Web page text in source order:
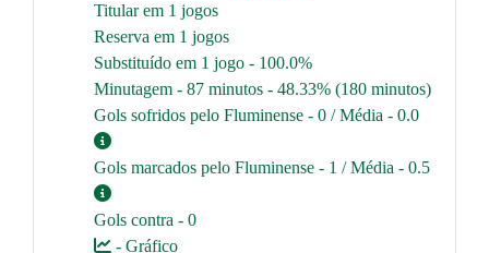
Titular em 1 jogos
Reserva em 1 jogos
Substituído em 1 jogo - 100.0%
Minutagem - 87 minutos - 48.33% (180 minutos)
Gols sofridos pelo Fluminense - 0 / Média - 0.0
Gols marcados pelo Fluminense - 1 / Média - 0.5
Gols contra - 0
- Gráfico